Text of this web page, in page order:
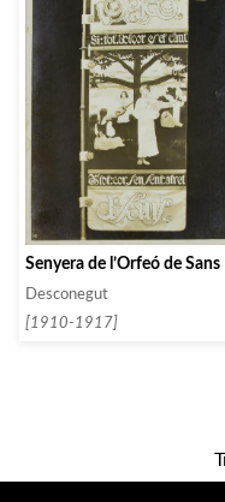
Senyera de l’Orfeó de Sans
Desconegut
[1910-1917]